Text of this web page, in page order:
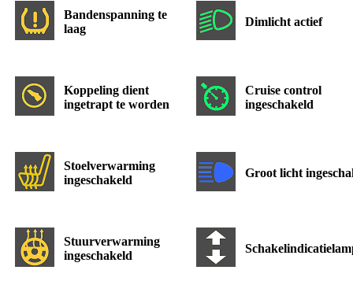
Bandenspanning te
laag
Dimlicht actief
Koppeling dient
ingetrapt te worden
Cruise control
ingeschakeld
Stoelverwarming
ingeschakeld
Groot licht
Stuurverwarming
ingeschakeld